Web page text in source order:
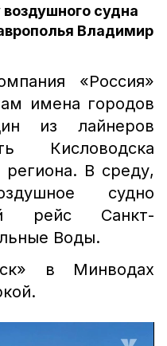
судна
Владимир
«Россия»
имена городов
из лайнеров
Кисловодска
В среду,
судно
рейс Санкт-
Воды.
в Минводах